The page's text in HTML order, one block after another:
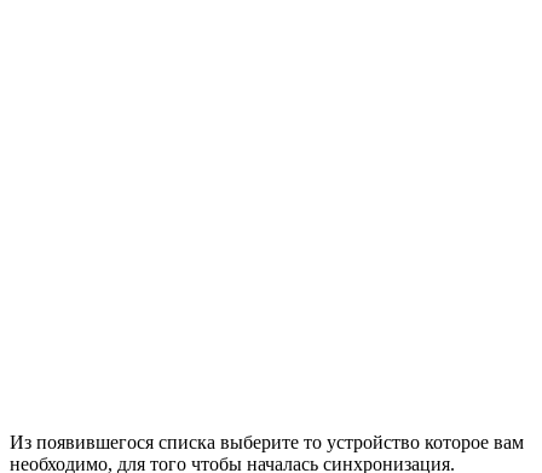
Из появившегося списка выберите то устройство которое вам
необходимо, для того чтобы началась синхронизация.